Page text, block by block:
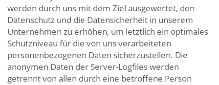
werden durch uns mit dem Ziel ausgewertet, den
Datenschutz und die Datensicherheit in unserem
Unternehmen zu erhöhen, um letztlich ein optimales
Schutzniveau für die von uns verarbeiteten
personenbezogenen Daten sicherzustellen. Die
anonymen Daten der Server-Logfiles werden
getrennt von allen durch eine betroffene Person